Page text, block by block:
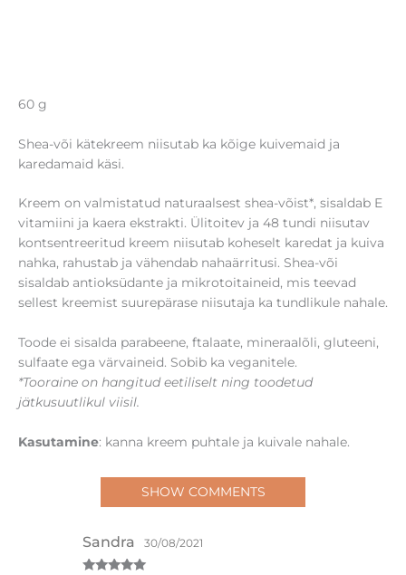
60 g
Shea-või kätekreem niisutab ka kõige kuivemaid ja
karedamaid käsi.
Kreem on valmistatud naturaalsest shea-võist*, sisaldab E
vitamiini ja kaera ekstrakti. Ülitoitev ja 48 tundi niisutav
kontsentreeritud kreem niisutab koheselt karedat ja kuiva
nahka, rahustab ja vähendab nahaärritusi. Shea-või
sisaldab antioksüdante ja mikrotoitaineid, mis teevad
sellest kreemist suurepärase niisutaja ka tundlikule nahale.
Toode ei sisalda parabeene, ftalaate, mineraalõli, gluteeni,
sulfaate ega värvaineid. Sobib ka veganitele.
*Tooraine on hangitud eetiliselt ning toodetud
jätkusuutlikul viisil.
Kasutamine: kanna kreem puhtale ja kuivale nahale.
SHOW COMMENTS
Sandra 30/08/2021